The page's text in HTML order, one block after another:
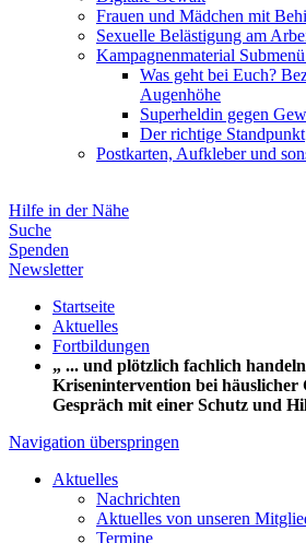
Frauen und Mädchen mit
Sexuelle Belästigung am
Kampagnenmaterial
Was geht bei Euch?
Augenhöhe
Superheldin gegen
Der richtige Standpunkt
Postkarten, Aufkleber und
Hilfe in der Nähe
Suche
Spenden
Newsletter
Startseite
Aktuelles
Fortbildungen
„ ... und plötzlich fachlich
Krisenintervention bei häuslicher
Gespräch mit einer Schutz und
Navigation überspringen
Aktuelles
Nachrichten
Aktuelles von unseren
Termine